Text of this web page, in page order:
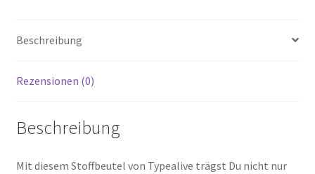
Beschreibung
Rezensionen (0)
Beschreibung
Mit diesem Stoffbeutel von Typealive trägst Du nicht nur